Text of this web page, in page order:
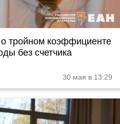
тройном коэффициенте
без счетчика
30 мая в 13:29